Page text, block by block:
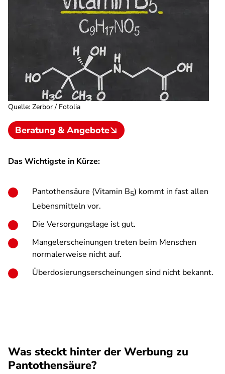
Quelle: Zerbor / Fotolia
Beratung & Angebote
Das Wichtigste in Kürze:
Pantothensäure (Vitamin B5) kommt in fast allen
Lebensmitteln vor.
Die Versorgungslage ist gut.
Mangelerscheinungen treten beim Menschen
normalerweise nicht auf.
Überdosierungserscheinungen sind nicht bekannt.
Was steckt hinter der Werbung zu
Pantothensäure?